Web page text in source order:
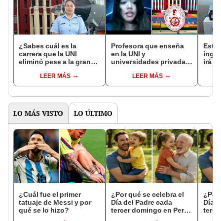
¿Sabes cuál es la
carrera que la UNI
eliminó pese a la gran
solo 12 egresados
LEER MÁS
Profesora que enseña
en la UNI y
universidades privadas
diferencias entre
ambas: "Aprueban con
LEER MÁS
irá
LO MÁS VISTO LO ÚLTIMO
¿Cuál fue el primer
tatuaje de Messi y por
qué se lo hizo?
¿Por qué se celebra el
Día del Padre cada
tercer domingo en Perú,
¿Por
Día